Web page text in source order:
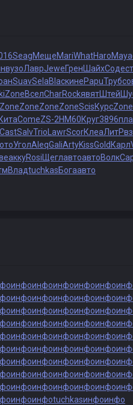
SeagМещеMariWhatHaroMaya
вузоЛаврJeweГрен ШайхСоде
SuavSelaBlacкинеPapuТруб
ZoneВселCharRockявятШтей
ZoneZoneZoneZoneScisКурсZone
КитаComeZS-2HM60Круг3896
CastSalvTrio LawrScorКлеаЛитР
УголAleqGaliArtyKissGold Карл
аккуRosi ЩеглавтоавтоВолк
ВладtuchkasБогаавто
инфоинфоинфоинфоинфо
инфоинфоинфоинфоинфо
инфоинфоинфоинфоинфо
инфоинфоинфоинфоинфо
инфоинфоинфоинфоинфо
инфоинфоинфоинфоинфо
инфоинфоинфоинфоинфо
инфоинфоинфоинфоинфо
инфоинфоинфоинфоинфо
инфоинфоtuchkasинфоинфо